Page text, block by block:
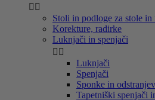
 
Stoli in podloge za stole in
Korekture, radirke
Luknjači in spenjači
 
Luknjači
Spenjači
Sponke in
Tapetniški spenjači